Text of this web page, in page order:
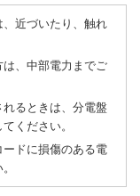
近づいたり、触れ
、中部電力までご
るときは、分電盤
ください。
ドに損傷のある電